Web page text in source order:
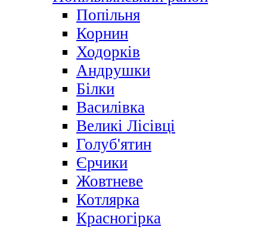
Попільня
Корнин
Ходорків
Андрушки
Білки
Василівка
Великі Лісівці
Голуб'ятин
Єрчики
Жовтневе
Котлярка
Красногірка